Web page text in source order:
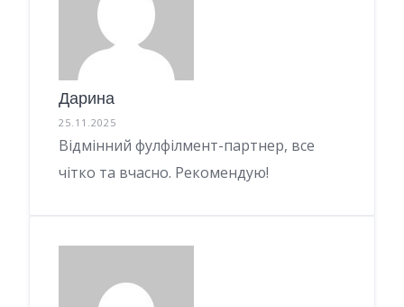
Дарина
25.11.2025
Відмінний фулфілмент-партнер, все
чітко та вчасно. Рекомендую!